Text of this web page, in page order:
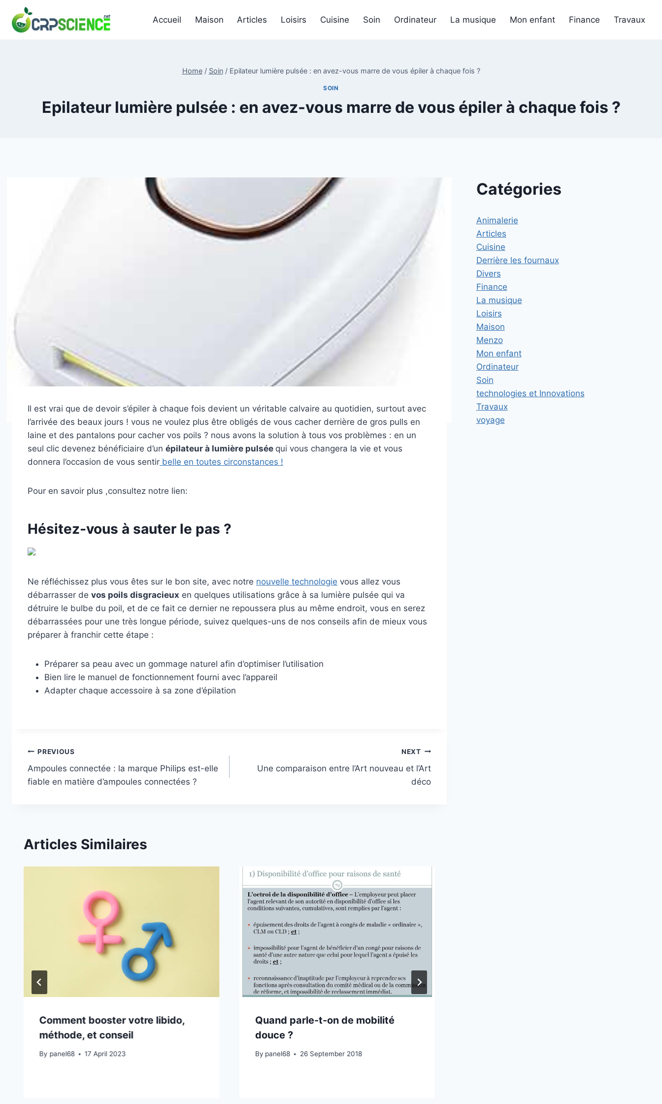
content
Accueil Maison Articles Loisirs Cuisine Soin Ordinateur La musique Mon enfant Finance Travaux
Home / Soin / Epilateur lumière pulsée : en avez-vous marre de vous épiler à chaque fois ?
SOIN
Epilateur lumière pulsée : en avez-vous marre de vous épiler à chaque fois ?
Il est vrai que de devoir s’épiler à chaque fois devient un véritable calvaire au quotidien, surtout avec
l’arrivée des beaux jours ! vous ne voulez plus être obligés de vous cacher derrière de gros pulls en
laine et des pantalons pour cacher vos poils ? nous avons la solution à tous vos problèmes : en un
seul clic devenez bénéficiaire d’un épilateur à lumière pulsée qui vous changera la vie et vous
donnera l’occasion de vous sentir belle en toutes circonstances !
Pour en savoir plus ,consultez notre lien:
Hésitez-vous à sauter le pas ?
Ne réfléchissez plus vous êtes sur le bon site, avec notre nouvelle technologie vous allez vous
débarrasser de vos poils disgracieux en quelques utilisations grâce à sa lumière pulsée qui va
détruire le bulbe du poil, et de ce fait ce dernier ne repoussera plus au même endroit, vous en serez
débarrassées pour une très longue période, suivez quelques-uns de nos conseils afin de mieux vous
préparer à franchir cette étape :
Préparer sa peau avec un gommage naturel afin d’optimiser l’utilisation
Bien lire le manuel de fonctionnement fourni avec l’appareil
Adapter chaque accessoire à sa zone d’épilation
Post
navigation
PREVIOUS
Ampoules connectée : la marque Philips est-elle
fiable en matière d’ampoules connectées ?
NEXT
Une comparaison entre l’Art nouveau et l’Art
déco
Articles Similaires
Comment booster votre libido,
méthode, et conseil
By panel68 17 April 2023
Quand parle-t-on de mobilité
douce ?
By panel68 26 September 2018
Catégories
Animalerie
Articles
Cuisine
Derrière les fournaux
Divers
Finance
La musique
Loisirs
Maison
Menzo
Mon enfant
Ordinateur
Soin
technologies et Innovations
Travaux
voyage